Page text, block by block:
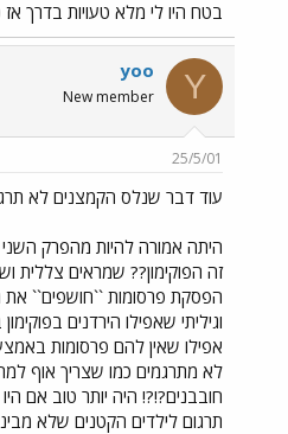
בטח היו לי מלא טעויות בדרך
Y
yoo
New member
25/5/01
עוד דבר שנלס הקמצנים לא
היתה אמורה להיות מהפרק
זה הפוקימון?? שמראים צללית
הפסקת פרסומות ``חושפים`` את
וגיליתי שאפילו הירדנים
אפילו שאין להם פרסומות
לא מתרגמים כמו שצריך אוף
חובבנים?!?! היה יותר טוב אם
תרגום לילדים הקטנים שלא